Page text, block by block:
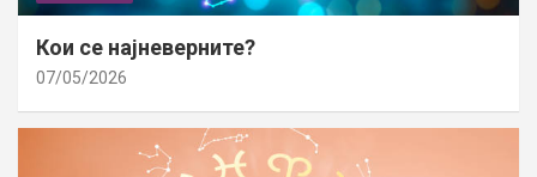
Кои се најневерните?
07/05/2026